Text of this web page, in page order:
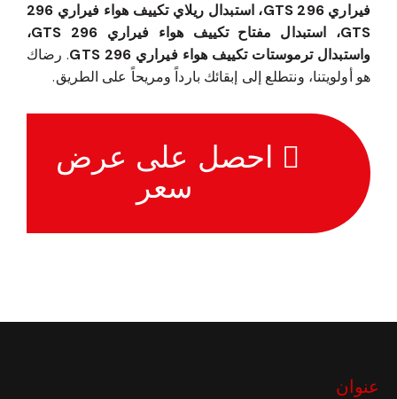
فيراري 296 GTS، استبدال ريلاي تكييف هواء فيراري 296
GTS، استبدال مفتاح تكييف هواء فيراري 296 GTS،
واستبدال ترموستات تكييف هواء فيراري 296 GTS
. رضاك
هو أولويتنا، ونتطلع إلى إبقائك بارداً ومريحاً على الطريق.
احصل على عرض
سعر
عنوان